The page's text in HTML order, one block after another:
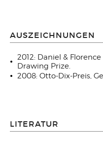
AUSZEICHNUNGEN
2012: Daniel &
Drawing Prize.
2008: Otto-Dix-Preis,
LITERATUR